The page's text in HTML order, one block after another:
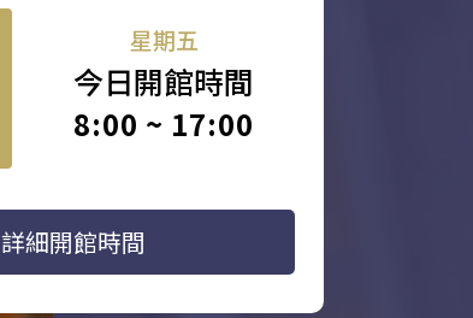
星期五
今日開館時間
8:00 ~ 17:00
詳細開館時間